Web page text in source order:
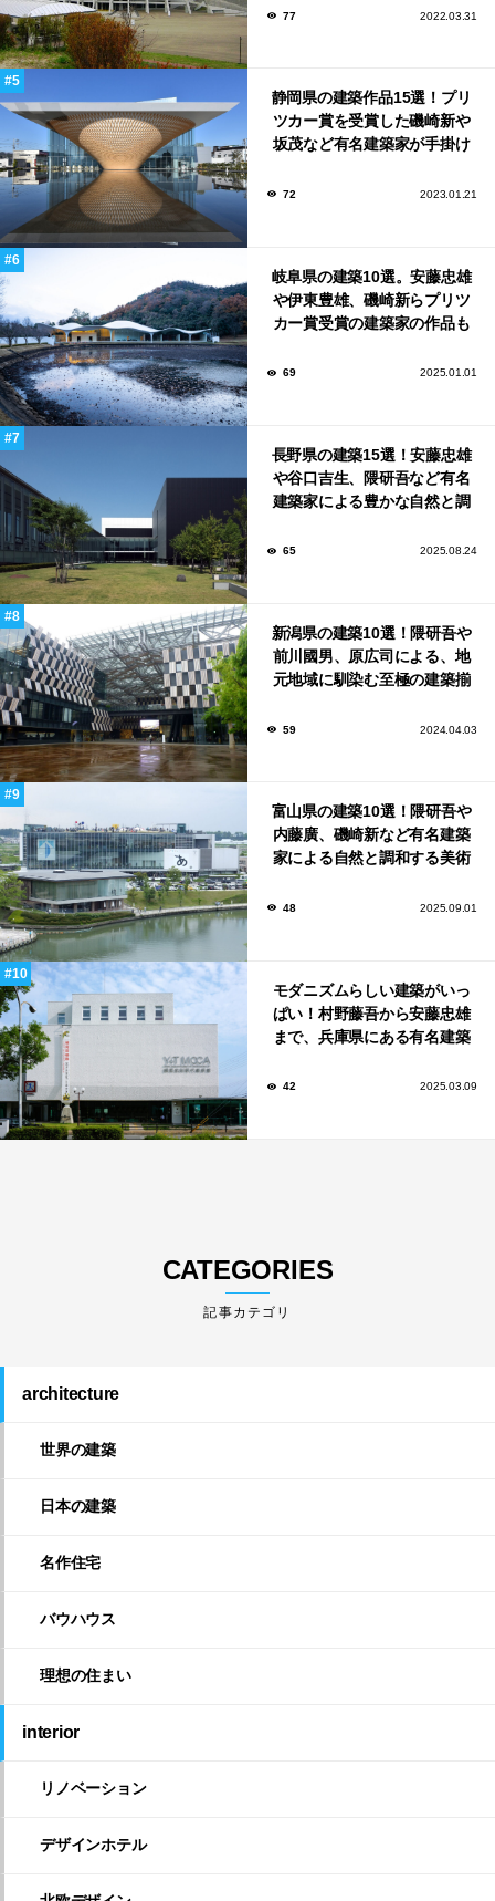
77 2022.03.31
静岡県の建築作品15選！プリ
ツカー賞を受賞した磯崎新や
坂茂など有名建築家が手掛け
72 2023.01.21
岐阜県の建築10選。安藤忠雄
や伊東豊雄、磯崎新らプリツ
カー賞受賞の建築家の作品も
69 2025.01.01
長野県の建築15選！安藤忠雄
や谷口吉生、隈研吾など有名
建築家による豊かな自然と調
65 2025.08.24
新潟県の建築10選！隈研吾や
前川國男、原広司による、地
元地域に馴染む至極の建築揃
59 2024.04.03
富山県の建築10選！隈研吾や
内藤廣、磯崎新など有名建築
家による自然と調和する美術
48 2025.09.01
モダニズムらしい建築がいっ
ぱい！村野藤吾から安藤忠雄
まで、兵庫県にある有名建築
42 2025.03.09
CATEGORIES
architecture
世界の建築
日本の建築
名作住宅
バウハウス
理想の住まい
interior
リノベーション
デザインホテル